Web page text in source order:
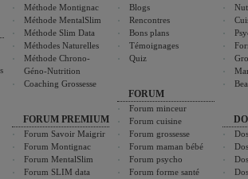
Méthode Montignac
Méthode MentalSlim
Méthode Slim Data
Méthodes Naturelles
Méthode Chrono-
Géno-Nutrition
Coaching Grossesse
FORUM PREMIUM
Forum Savoir Maigrir
Forum Montignac
Forum MentalSlim
Forum SLIM data
Blogs
Rencontres
Bons plans
Témoignages
Quiz
FORUM
Forum minceur
Forum cuisine
Forum grossesse
Forum maman bébé
Forum psycho
Forum forme santé